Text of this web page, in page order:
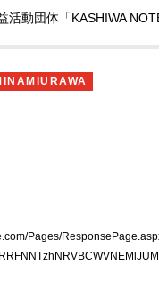
動団体「KASHIWA
員】4,400円
円でご参加い
員形態の確
してお進みく
Pages/